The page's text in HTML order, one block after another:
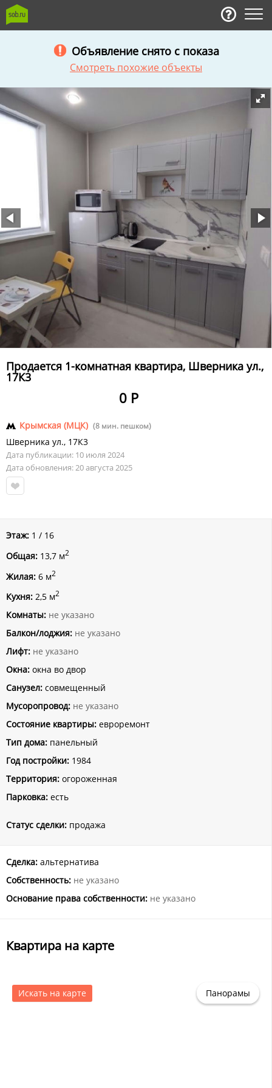
Объявление снято с показа
Смотреть похожие объекты
Продается 1-комнатная квартира, Шверника ул.,
17К3
0 Р
Крымская (МЦК) (8 мин. пешком)
Шверника ул., 17К3
Дата публикации: 10 июля 2024
Дата обновления: 20 августа 2025
Этаж: 1 / 16
Общая: 13,7 м2
Жилая: 6 м2
Кухня: 2,5 м2
Комнаты: не указано
Балкон/лоджия: не указано
Лифт: не указано
Окна: окна во двор
Санузел: совмещенный
Мусоропровод: не указано
Состояние квартиры: евроремонт
Тип дома: панельный
Год постройки: 1984
Территория: огороженная
Парковка: есть
Статус сделки: продажа
Сделка: альтернатива
Собственность: не указано
Основание права собственности: не указано
Квартира на карте
Искать на карте Панорамы